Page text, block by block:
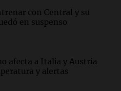
con Central y su
en suspenso
afecta a Italia y Austria
y alertas